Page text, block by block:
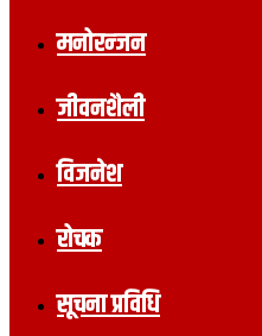
मनोरन्जन
जीवनशैली
विजनेश
रोचक
सूचना प्रविधि